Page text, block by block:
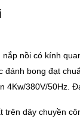
nồi có kính
đánh bong đạt
380V/50Hz.
dây chuyền